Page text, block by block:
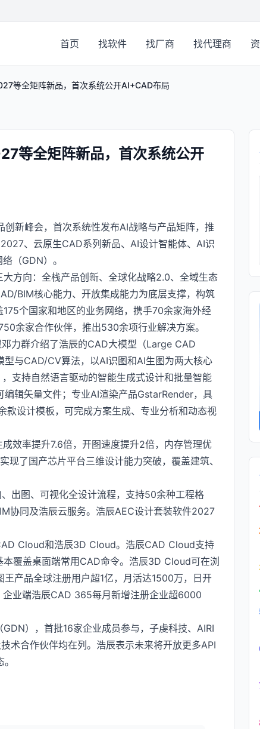
首页 找软件 找厂商 找代理商
等全矩阵新品，首次系统公开AI+CAD布局
等全矩阵新品，首次系统公开
新峰会，首次系统性发布AI战略与产品矩阵，推
、云原生CAD系列新品、AI设计智能体、AI识
（GDN）。
方向：全栈产品创新、全球化战略2.0、全域生态
BIM核心能力、开放集成能力为底层支撑，构筑
个国家和地区的业务网络，携手70余家海外经
余家合作伙伴，推出530余项行业解决方案。
力群介绍了浩辰的CAD大模型（Large CAD
与CAD/CV算法，以AI识图和AI生图为两大核心
支持自然语言驱动的智能生成式设计和批量智能
辑矢量文件；专业AI渲染产品GstarRender，具
设计模板，可完成方案生成、专业分析和动态视
效率提升7.6倍，开图速度提升2倍，内存管理优
了国产芯片平台三维设计能力突破，覆盖建筑、
出图、可视化全设计流程，支持50余种工程格
协同及浩辰云服务。浩辰AEC设计套装软件2027
Cloud和浩辰3D Cloud。浩辰CAD Cloud支持
覆盖桌面端常用CAD命令。浩辰3D Cloud可在浏
产品全球注册用户超1亿，月活达1500万，日开
业端浩辰CAD 365每月新增注册企业超6000
），首批16家企业成员参与，子虔科技、AIRI
术合作伙伴均在列。浩辰表示未来将开放更多API